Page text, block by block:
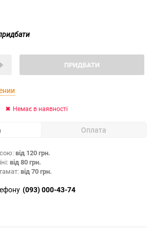
ПРИДБАТИ
Немає в наявності
Оплата
від 120 грн.
від 80 грн.
від 70 грн.
(093) 000-43-74